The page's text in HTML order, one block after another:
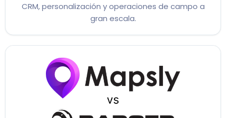
CRM, personalización y operaciones de campo a
gran escala.